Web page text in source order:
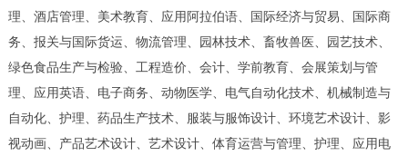
理、酒店管理、美术教育、应用阿拉伯语、国际经济与贸易、国际商
务、报关与国际货运、物流管理、园林技术、畜牧兽医、园艺技术、
绿色食品生产与检验、工程造价、会计、学前教育、会展策划与管
理、应用英语、电子商务、动物医学、电气自动化技术、机械制造与
自动化、护理、药品生产技术、服装与服饰设计、环境艺术设计、影
视动画、产品艺术设计、艺术设计、体育运营与管理、护理、应用电